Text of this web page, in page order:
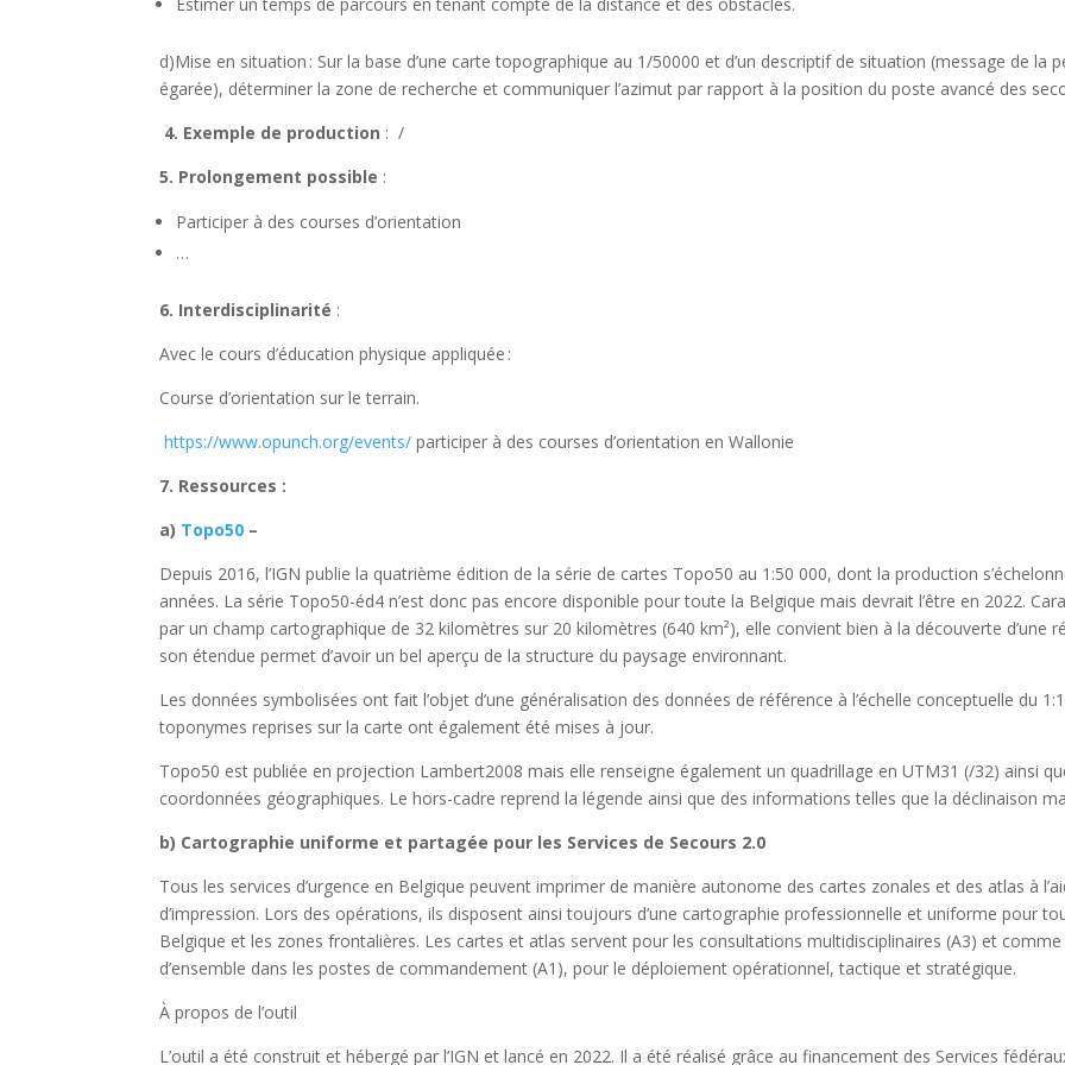
d)Mise en situation : Sur la base d’une carte topographique au 1/50000 et d’un descriptif de situation (message de la
égarée), déterminer la zone de recherche et communiquer l’azimut par rapport à la position du poste avancé des
4. Exemple de production : /
5. Prolongement possible :
Participer à des courses d’orientation
…
6. Interdisciplinarité :
Avec le cours d’éducation physique appliquée :
Course d’orientation sur le terrain.
https://www.opunch.org/events/ participer à des courses d’orientation en Wallonie
7. Ressources :
a) Topo50 –
Depuis 2016, l’IGN publie la quatrième édition de la série de cartes Topo50 au 1:50 000, dont la production
années. La série Topo50-éd4 n’est donc pas encore disponible pour toute la Belgique mais devrait l’être en 2022.
par un champ cartographique de 32 kilomètres sur 20 kilomètres (640 km²), elle convient bien à la découverte d’une
son étendue permet d’avoir un bel aperçu de la structure du paysage environnant.
Les données symbolisées ont fait l’objet d’une généralisation des données de référence à l’échelle conceptuelle du
toponymes reprises sur la carte ont également été mises à jour.
Topo50 est publiée en projection Lambert2008 mais elle renseigne également un quadrillage en UTM31 (/32) ainsi
coordonnées géographiques. Le hors-cadre reprend la légende ainsi que des informations telles que la déclinaison
b) Cartographie uniforme et partagée pour les Services de Secours 2.0
Tous les services d’urgence en Belgique peuvent imprimer de manière autonome des cartes zonales et des atlas à
d’impression. Lors des opérations, ils disposent ainsi toujours d’une cartographie professionnelle et uniforme pour
Belgique et les zones frontalières. Les cartes et atlas servent pour les consultations multidisciplinaires (A3) et
d’ensemble dans les postes de commandement (A1), pour le déploiement opérationnel, tactique et stratégique.
À propos de l’outil
L’outil a été construit et hébergé par l’IGN et lancé en 2022. Il a été réalisé grâce au financement des Services